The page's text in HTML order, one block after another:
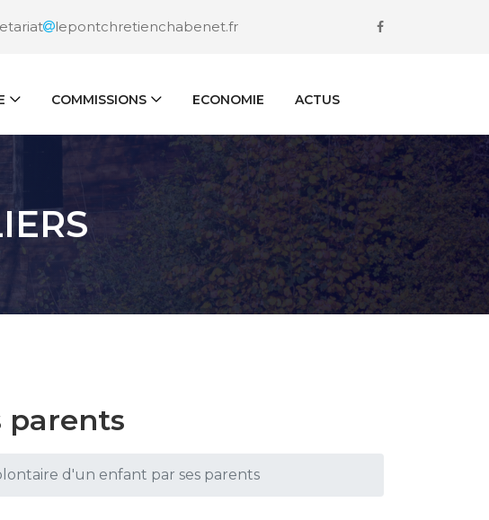
lepontchretienchabenet.fr
COMMISSIONS ECONOMIE ACTUS
parents
d'un enfant par ses parents